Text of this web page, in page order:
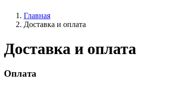
Главная
Доставка и оплата
Доставка и оплата
Оплата